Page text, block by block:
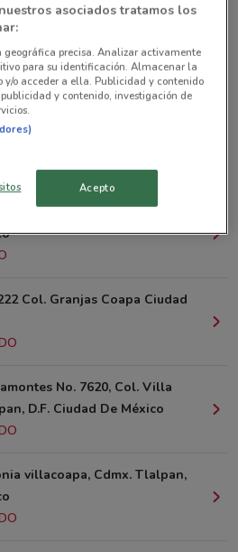
Grupo Financiero Inbursa
km
318 Col. Barrio San Marcos
Col. Granjas Coapa Ciudad
No. 7620, Col. Villa
D.F. Ciudad De México
villacoapa, Cdmx. Tlalpan,
asociados tratamos los
precisa. Analizar activamente
para su identificación. Almacenar la
y/o acceder a ella. Publicidad y contenido
y contenido, investigación de
Acepto